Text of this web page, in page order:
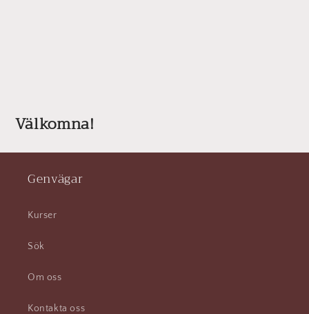
Välkomna!
Genvägar
Kurser
Sök
Om oss
Kontakta oss